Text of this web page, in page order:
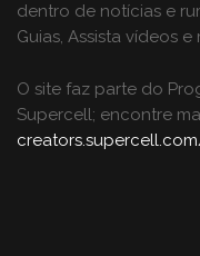
dentro de notícias e
Guias, Assista vídeos e
O site faz parte do
Supercell; encontre